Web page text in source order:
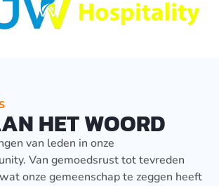
HET WOORD
van leden in onze
Van gemoedsrust tot tevreden
onze gemeenschap te zeggen heeft